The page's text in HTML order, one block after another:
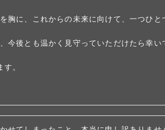
胸に、これからの未来に向けて、一つひ
今後とも温かく見守っていただけたら幸い
。